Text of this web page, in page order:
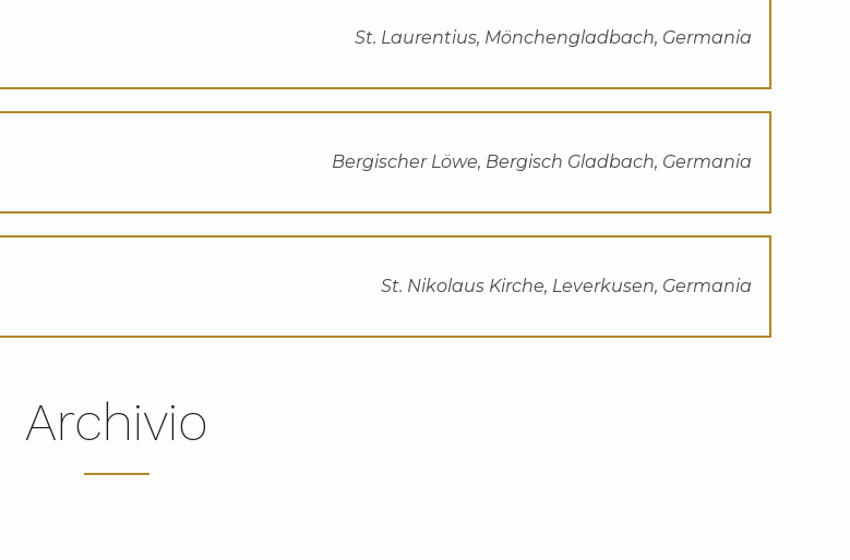
St. Laurentius, Mönchengladbach, Germania
Bergischer Löwe, Bergisch Gladbach, Germania
St. Nikolaus Kirche, Leverkusen, Germania
Archivio